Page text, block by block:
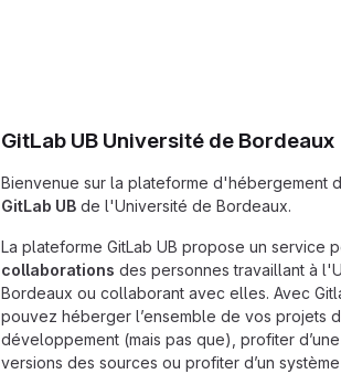
GitLab UB Université de Bordeaux
Bienvenue sur la plateforme d'hébergement
GitLab UB de l'Université de Bordeaux.
La plateforme GitLab UB propose un service
collaborations des personnes travaillant à
Bordeaux ou collaborant avec elles. Avec
pouvez héberger l’ensemble de vos projets
développement (mais pas que), profiter
versions des sources ou profiter d’un